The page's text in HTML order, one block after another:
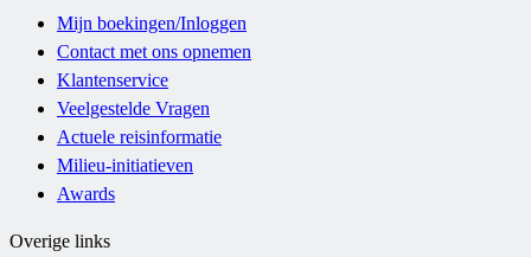
Mijn boekingen/Inloggen
Contact met ons opnemen
Klantenservice
Veelgestelde Vragen
Actuele reisinformatie
Milieu-initiatieven
Awards
Overige links